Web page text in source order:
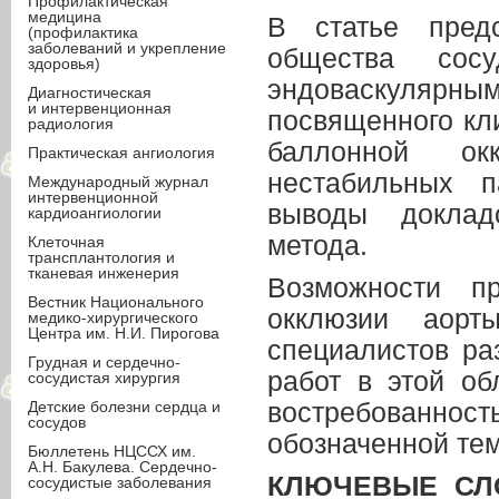
В статье
общества
посвященного
баллонной
нестабильных
выводы
метода.
Возможности
окклюзии
специалистов
работ в этой
обозначенной
КЛЮЧЕВЫЕ
медицина
(профилактика
заболеваний и укрепление
здоровья)
Диагностическая
и интервенционная
радиология
Практическая ангиология
Международный журнал
интервенционной
кардиоангиологии
Клеточная
трансплантология и
тканевая инженерия
Вестник Национального
медико-хирургического
Центра им. Н.И. Пирогова
Грудная и сердечно-
сосудистая хирургия
Детские болезни сердца и
сосудов
Бюллетень НЦССХ им.
А.Н. Бакулева. Сердечно-
сосудистые заболевания